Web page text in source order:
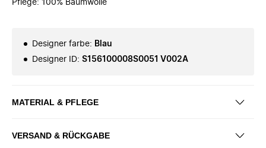
Pflege: 100% Baumwolle
Designer farbe: Blau
Designer ID: S156100008S0051 V002A
MATERIAL & PFLEGE
VERSAND & RÜCKGABE